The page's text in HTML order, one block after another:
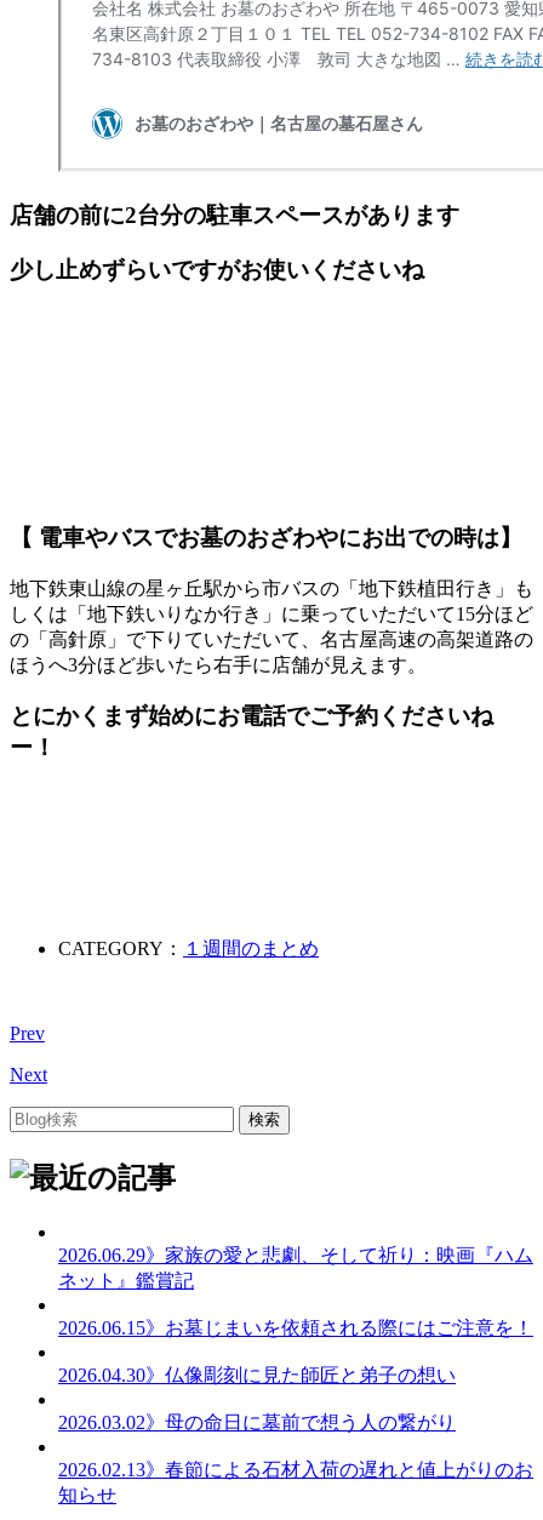
店舗の前に2台分の駐車スペースがあります
少し止めずらいですがお使いくださいね
【 電車やバスでお墓のおざわやにお出での時は】
地下鉄東山線の星ヶ丘駅から市バスの「地下鉄植田行き」も
しくは「地下鉄いりなか行き」に乗っていただいて15分ほど
の「高針原」で下りていただいて、名古屋高速の高架道路の
ほうへ3分ほど歩いたら右手に店舗が見えます。
とにかく まず始めにお電話でご予約くださいね
ー！
CATEGORY： １週間のまとめ
Prev
Next
2026.06.29》家族の愛と悲劇、そして祈り：映画『ハム
ネット』鑑賞記
2026.06.15》お墓じまいを依頼される際にはご注意を！
2026.04.30》仏像彫刻に見た師匠と弟子の想い
2026.03.02》母の命日に墓前で想う人の繋がり
2026.02.13》春節による石材入荷の遅れと値上がりのお
知らせ